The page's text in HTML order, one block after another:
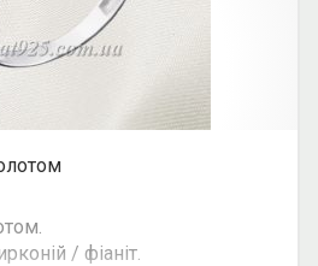
/ фіаніт.